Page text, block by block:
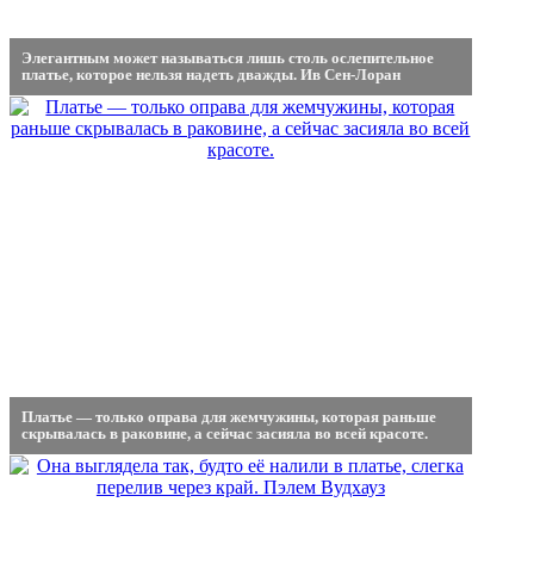
Элегантным может называться лишь столь ослепительное
платье, которое нельзя надеть дважды. Ив Сен-Лоран
Платье — только оправа для жемчужины, которая раньше
скрывалась в раковине, а сейчас засияла во всей красоте.